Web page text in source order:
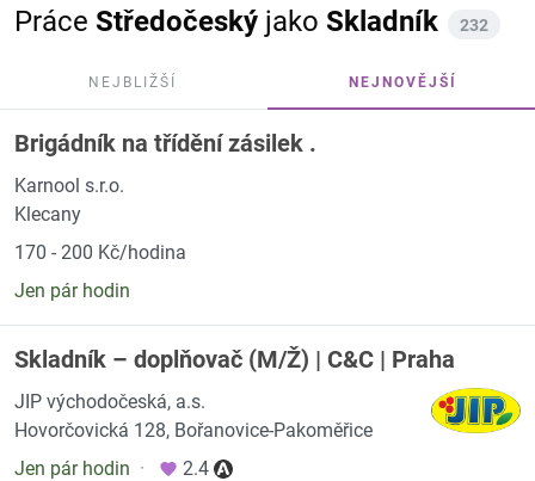
Práce Středočeský jako Skladník 232
NEJBLIŽŠÍ NEJNOVĚJŠÍ
Brigádník na třídění zásilek .
Karnool s.r.o.
Klecany
170 - 200 Kč/hodina
Jen pár hodin
Skladník – doplňovač (M/Ž) | C&C | Praha
JIP východočeská, a.s.
Hovorčovická 128, Bořanovice-Pakoměřice
Jen pár hodin · 2.4